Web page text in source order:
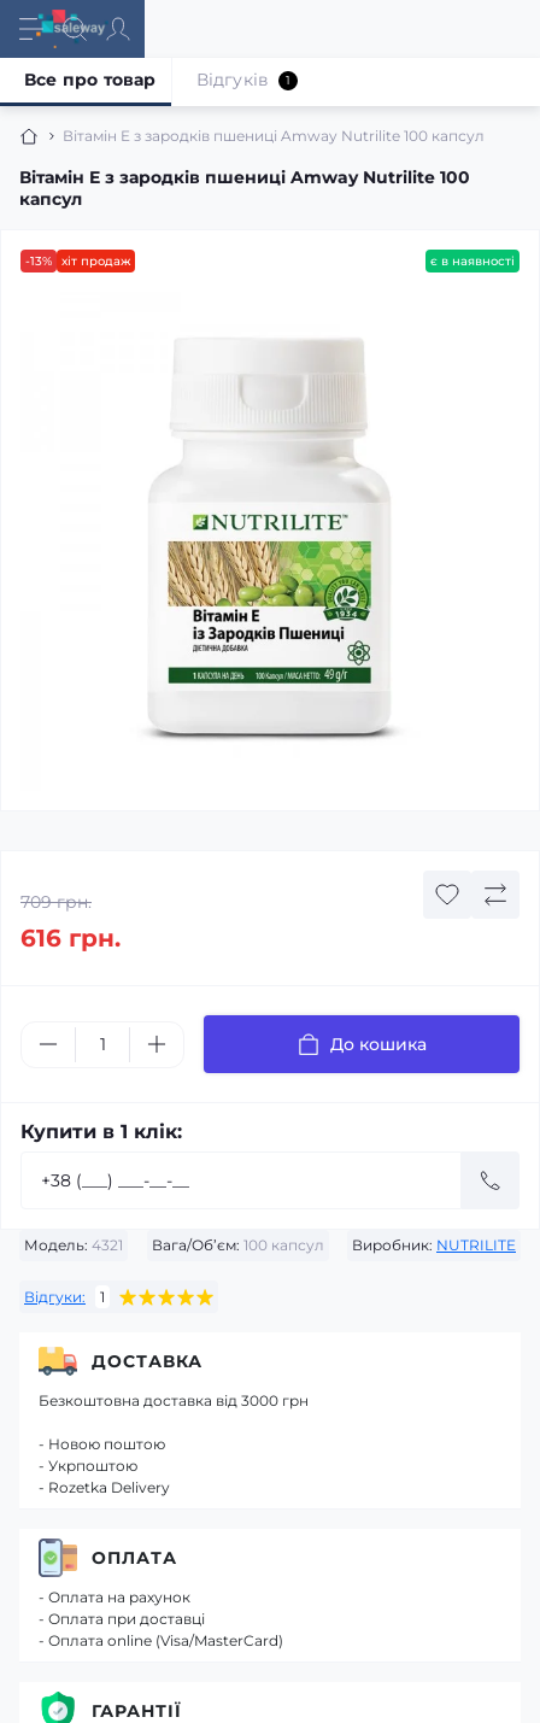
Вітамін E з зародків пшениці Amway Nutrilite 100 капсул
Вітамін E з зародків пшениці Amway Nutrilite 100
капсул
Все про товар Відгуків 1
-13% хіт продаж є в наявності
Модель: 4321 Вага/Об’єм: 100 капсул Виробник: NUTRILITE
Відгуки: 1
709 грн.
616 грн.
До кошика
Купити в 1 клік:
ДОСТАВКА
Безкоштовна доставка від 3000 грн
- Новою поштою
- Укрпоштою
- Rozetka Delivery
ОПЛАТА
- Оплата на рахунок
- Оплата при доставці
- Оплата online (Visa/MasterCard)
ГАРАНТІЇ